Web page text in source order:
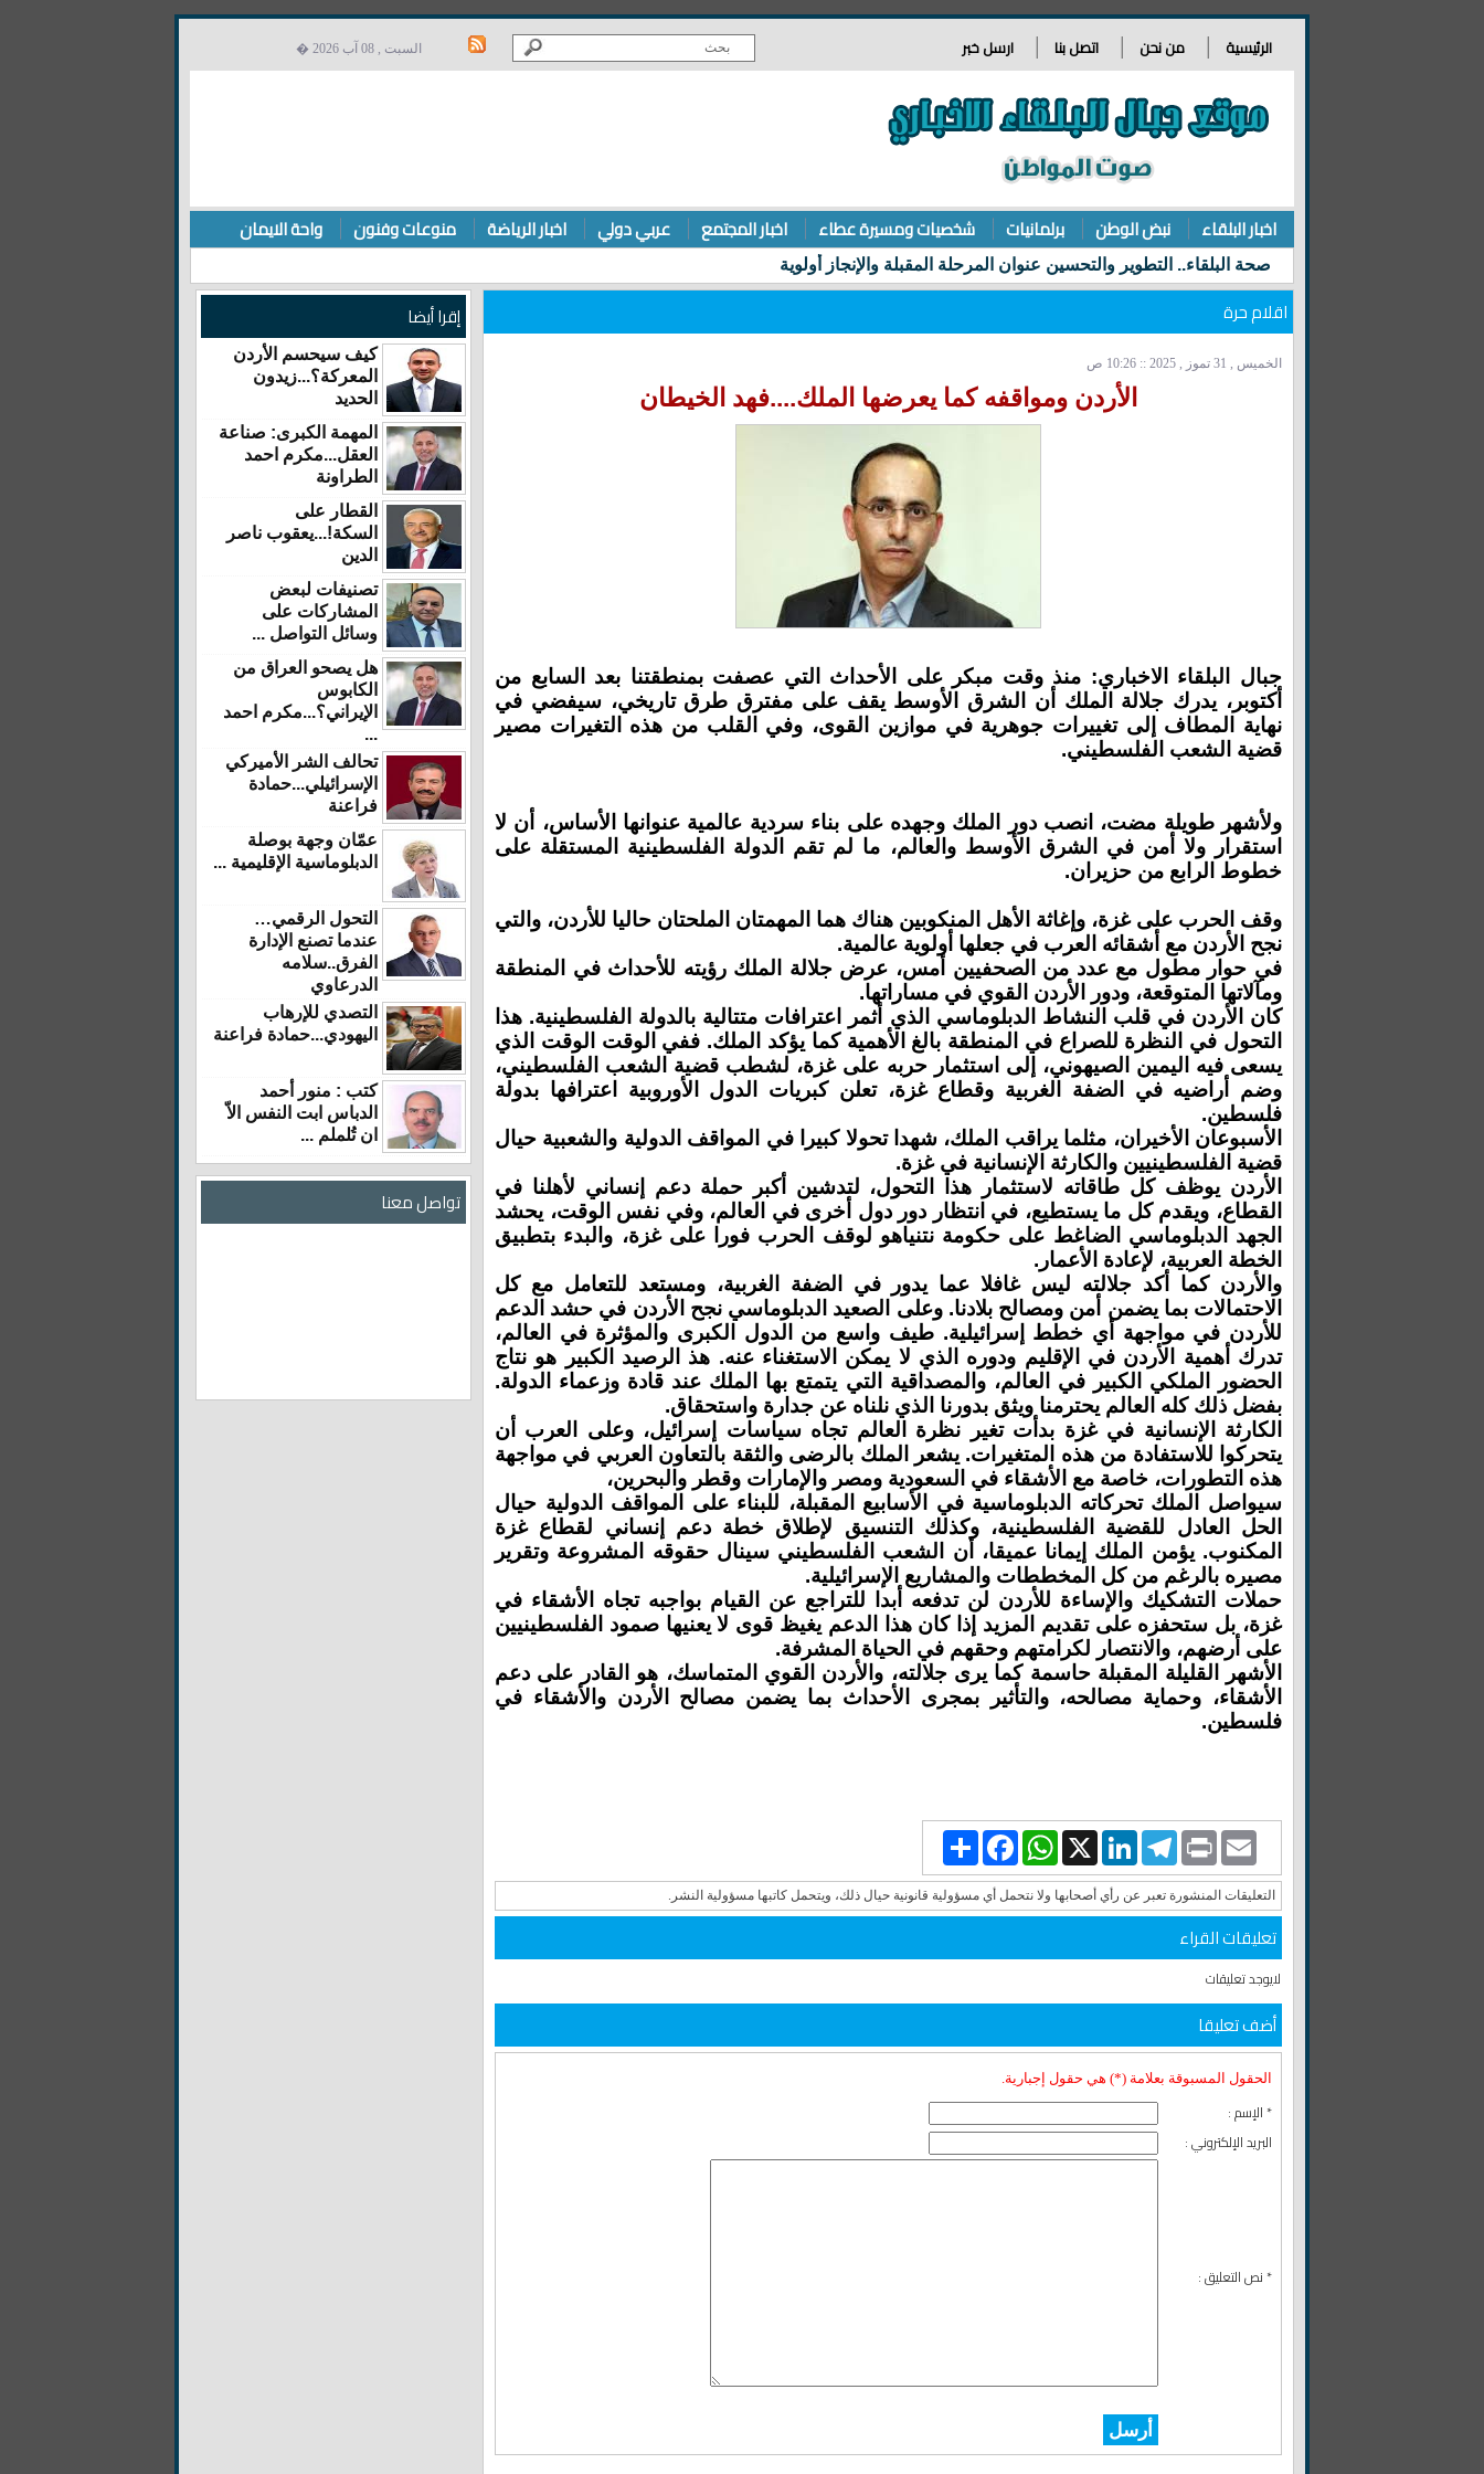
الرئيسية من نحن اتصل بنا ارسل خبر السبت , 08 آب 2026 �
اخبار البلقاء نبض الوطن برلمانيات شخصيات ومسيرة عطاء اخبار المجتمع عربي دولي اخبار الرياضة منوعات وفنون واحة الايمان
اقلام حرة
الخميس , 31 تموز , 2025 :: 10:26 ص
الأردن ومواقفه كما يعرضها الملك....فهد الخيطان
جبال البلقاء الاخباري: منذ وقت مبكر على الأحداث التي عصفت بمنطقتنا بعد السابع من
أكتوبر، يدرك جلالة الملك أن الشرق الأوسط يقف على مفترق طرق تاريخي، سيفضي في
نهاية المطاف إلى تغييرات جوهرية في موازين القوى، وفي القلب من هذه التغيرات مصير
قضية الشعب الفلسطيني.
ولأشهر طويلة مضت، انصب دور الملك وجهده على بناء سردية عالمية عنوانها الأساس، أن لا
استقرار ولا أمن في الشرق الأوسط والعالم، ما لم تقم الدولة الفلسطينية المستقلة على
خطوط الرابع من حزيران.
وقف الحرب على غزة، وإغاثة الأهل المنكوبين هناك هما المهمتان الملحتان حاليا للأردن، والتي
نجح الأردن مع أشقائه العرب في جعلها أولوية عالمية.
في حوار مطول مع عدد من الصحفيين أمس، عرض جلالة الملك رؤيته للأحداث في المنطقة
ومآلاتها المتوقعة، ودور الأردن القوي في مساراتها.
كان الأردن في قلب النشاط الدبلوماسي الذي أثمر اعترافات متتالية بالدولة الفلسطينية. هذا
التحول في النظرة للصراع في المنطقة بالغ الأهمية كما يؤكد الملك. ففي الوقت الوقت الذي
يسعى فيه اليمين الصيهوني، إلى استثمار حربه على غزة، لشطب قضية الشعب الفلسطيني،
وضم أراضيه في الضفة الغربية وقطاع غزة، تعلن كبريات الدول الأوروبية اعترافها بدولة
فلسطين.
الأسبوعان الأخيران، مثلما يراقب الملك، شهدا تحولا كبيرا في المواقف الدولية والشعبية حيال
قضية الفلسطينيين والكارثة الإنسانية في غزة.
الأردن يوظف كل طاقاته لاستثمار هذا التحول، لتدشين أكبر حملة دعم إنساني لأهلنا في
القطاع، ويقدم كل ما يستطيع، في انتظار دور دول أخرى في العالم، وفي نفس الوقت، يحشد
الجهد الدبلوماسي الضاغط على حكومة نتنياهو لوقف الحرب فورا على غزة، والبدء بتطبيق
الخطة العربية، لإعادة الأعمار.
والأردن كما أكد جلالته ليس غافلا عما يدور في الضفة الغربية، ومستعد للتعامل مع كل
الاحتمالات بما يضمن أمن ومصالح بلادنا. وعلى الصعيد الدبلوماسي نجح الأردن في حشد الدعم
للأردن في مواجهة أي خطط إسرائيلية. طيف واسع من الدول الكبرى والمؤثرة في العالم،
تدرك أهمية الأردن في الإقليم ودوره الذي لا يمكن الاستغناء عنه. هذ الرصيد الكبير هو نتاج
الحضور الملكي الكبير في العالم، والمصداقية التي يتمتع بها الملك عند قادة وزعماء الدولة.
بفضل ذلك كله العالم يحترمنا ويثق بدورنا الذي نلناه عن جدارة واستحقاق.
الكارثة الإنسانية في غزة بدأت تغير نظرة العالم تجاه سياسات إسرائيل، وعلى العرب أن
يتحركوا للاستفادة من هذه المتغيرات. يشعر الملك بالرضى والثقة بالتعاون العربي في مواجهة
هذه التطورات، خاصة مع الأشقاء في السعودية ومصر والإمارات وقطر والبحرين،
سيواصل الملك تحركاته الدبلوماسية في الأسابيع المقبلة، للبناء على المواقف الدولية حيال
الحل العادل للقضية الفلسطينية، وكذلك التنسيق لإطلاق خطة دعم إنساني لقطاع غزة
المكنوب. يؤمن الملك إيمانا عميقا، أن الشعب الفلسطيني سينال حقوقه المشروعة وتقرير
مصيره بالرغم من كل المخططات والمشاريع الإسرائيلية.
حملات التشكيك والإساءة للأردن لن تدفعه أبدا للتراجع عن القيام بواجبه تجاه الأشقاء في
غزة، بل ستحفزه على تقديم المزيد إذا كان هذا الدعم يغيظ قوى لا يعنيها صمود الفلسطينيين
على أرضهم، والانتصار لكرامتهم وحقهم في الحياة المشرفة.
الأشهر القليلة المقبلة حاسمة كما يرى جلالته، والأردن القوي المتماسك، هو القادر على دعم
الأشقاء، وحماية مصالحه، والتأثير بمجرى الأحداث بما يضمن مصالح الأردن والأشقاء في
فلسطين.
Share
Facebook
WhatsApp X
LinkedInTelegram PrintEmail
التعليقات المنشورة تعبر عن رأي أصحابها ولا نتحمل أي مسؤولية قانونية حيال ذلك، ويتحمل كاتبها مسؤولية النشر.
تعليقات القراء
لايوجد تعليقات
أضف تعليقا
الحقول المسبوقة بعلامة (*) هي حقول إجبارية.
* الإسم :
البريد الإلكتروني :
* نص التعليق :
أرسل
إقرا أيضا
كيف سيحسم الأردن
المعركة؟...زيدون
الحديد
المهمة الكبرى: صناعة
العقل...مكرم احمد
الطراونة
القطار على
السكة!...يعقوب ناصر
الدين
تصنيفات لبعض
المشاركات على
وسائل التواصل ...
هل يصحو العراق من
الكابوس
الإيراني؟...مكرم احمد
...
تحالف الشر الأميركي
الإسرائيلي...حمادة
فراعنة
عمّان وجهة بوصلة
الدبلوماسية الإقليمية ...
التحول الرقمي…
عندما تصنع الإدارة
الفرق..سلامه
الدرعاوي
التصدي للإرهاب
اليهودي...حمادة فراعنة
كتب : منور أحمد
الدباس ابت النفس الاّ
ان تُلملم ...
تواصل معنا